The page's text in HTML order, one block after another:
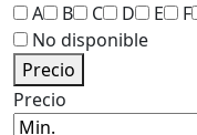
A
B C D E F
No disponible
Precio
Precio